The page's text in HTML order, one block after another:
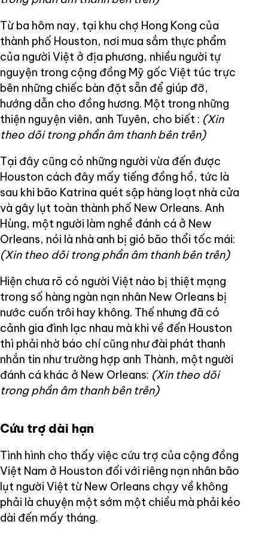
Từ ba hôm nay, tại khu chợ Hong Kong của
thành phố Houston, nơi mua sắm thực phẩm
của người Việt ở địa phương, nhiều người tự
nguyện trong cộng đồng Mỹ gốc Việt túc trực
bên những chiếc bàn đặt sẵn để giúp đỡ,
hướng dẫn cho đồng hương. Một trong những
thiện nguyện viên, anh Tuyên, cho biết : (Xin
theo dõi trong phần âm thanh bên trên)
Tại đây cũng có những người vừa đến được
Houston cách đây mấy tiếng đồng hồ, tức là
sau khi bão Katrina quét sập hàng loạt nhà cửa
và gây lụt toàn thành phố New Orleans. Anh
Hùng, một người làm nghề đánh cá ở New
Orleans, nói là nhà anh bị gió bão thổi tốc mái:
(Xin theo dõi trong phần âm thanh bên trên)
Hiện chưa rõ có người Việt nào bị thiệt mạng
trong số hàng ngàn nạn nhân New Orleans bị
nước cuốn trôi hay không. Thế nhưng đã có
cảnh gia đình lạc nhau mà khi về đến Houston
thì phải nhờ báo chí cũng như đài phát thanh
nhắn tin như trường hợp anh Thành, một người
đánh cá khác ở New Orleans: (Xin theo dõi
trong phần âm thanh bên trên)
Cứu trợ dài hạn
Tình hình cho thấy việc cứu trợ của cộng đồng
Việt Nam ở Houston đối với riêng nạn nhân bão
lụt người Việt từ New Orleans chạy về không
phải là chuyện một sớm một chiều mà phải kéo
dài đến mấy tháng.